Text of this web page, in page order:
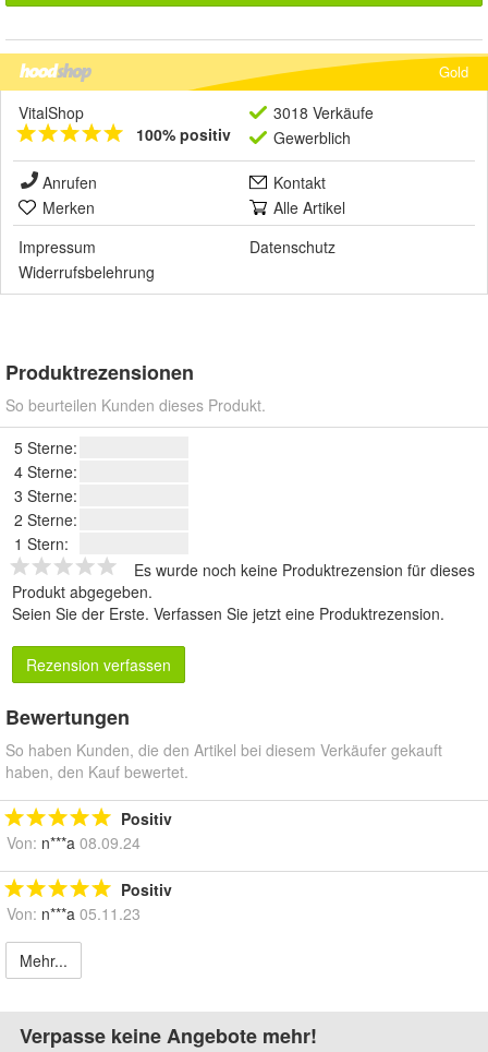
Gold
VitalShop
100% positiv
3018 Verkäufe
Gewerblich
Anrufen
Kontakt
Merken
Alle Artikel
Impressum
Datenschutz
Widerrufsbelehrung
Produktrezensionen
So beurteilen Kunden dieses Produkt.
5 Sterne:
4 Sterne:
3 Sterne:
2 Sterne:
1 Stern:
Es wurde noch keine Produktrezension für dieses
Produkt abgegeben.
Seien Sie der Erste. Verfassen Sie jetzt eine Produktrezension.
Rezension verfassen
Bewertungen
So haben Kunden, die den Artikel bei diesem Verkäufer gekauft
haben, den Kauf bewertet.
Positiv
Von: n***a 08.09.24
Positiv
Von: n***a 05.11.23
Mehr...
Verpasse keine Angebote mehr!